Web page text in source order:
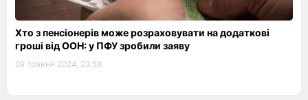
Хто з пенсіонерів може розраховувати на додаткові
гроші від ООН: у ПФУ зробили заяву
09 травня 2024, 23:58